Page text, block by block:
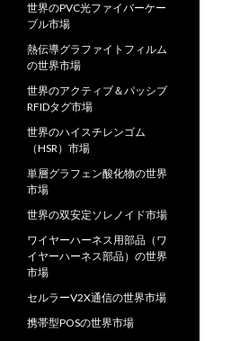
世界のPVC光ファイバーケー
ブル市場
熱伝導グラファイトフィルム
の世界市場
世界のアクティブ＆パッシブ
RFIDタグ市場
世界のハイスチレンゴム
（HSR）市場
単層グラフェン酸化物の世界
市場
世界の双安定ソレノイド市場
ワイヤーハーネス用部品（ワ
イヤーハーネス部品）の世界
市場
セルラーV2X通信の世界市場
携帯型POSの世界市場